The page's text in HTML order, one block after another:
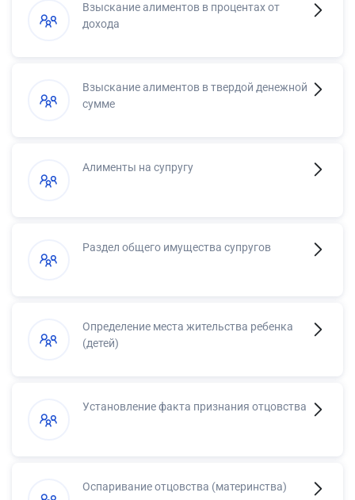
Взыскание алиментов в процентах от
дохода
Взыскание алиментов в твердой денежной
сумме
Алименты на супругу
Раздел общего имущества супругов
Определение места жительства ребенка
(детей)
Установление факта признания отцовства
Оспаривание отцовства (материнства)